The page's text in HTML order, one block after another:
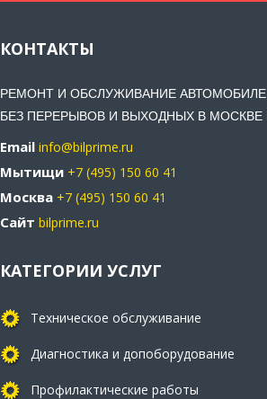
КОНТАКТЫ
РЕМОНТ И ОБСЛУЖИВАНИЕ АВТОМОБИЛЕЙ
БЕЗ ПЕРЕРЫВОВ И ВЫХОДНЫХ В МОСКВЕ
Email info@bilprime.ru
Мытищи +7 (495) 150 60 41
Москва +7 (495) 150 60 41
Сайт bilprime.ru
КАТЕГОРИИ УСЛУГ
Техническое обслуживание
Диагностика и допоборудование
Профилактические работы